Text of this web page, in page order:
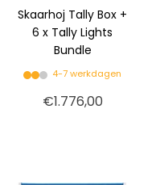
Skaarhoj Tally Box +
6 x Tally Lights
Bundle
4-7 werkdagen
€1.776,00